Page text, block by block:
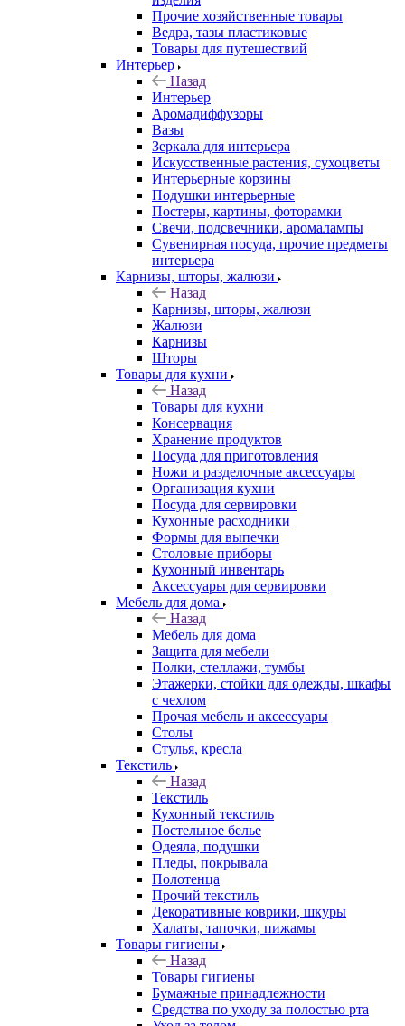
Прочие хозяйственные товары
Ведра, тазы пластиковые
Товары для путешествий
Интерьер
Назад
Интерьер
Аромадиффузоры
Вазы
Зеркала для интерьера
Искусственные растения, сухоцветы
Интерьерные корзины
Подушки интерьерные
Постеры, картины, фоторамки
Свечи, подсвечники, аромалампы
Сувенирная посуда, прочие предметы
интерьера
Карнизы, шторы, жалюзи
Назад
Карнизы, шторы, жалюзи
Жалюзи
Карнизы
Шторы
Товары для кухни
Назад
Товары для кухни
Консервация
Хранение продуктов
Посуда для приготовления
Ножи и разделочные аксессуары
Организация кухни
Посуда для сервировки
Кухонные расходники
Формы для выпечки
Столовые приборы
Кухонный инвентарь
Аксессуары для сервировки
Мебель для дома
Назад
Мебель для дома
Защита для мебели
Полки, стеллажи, тумбы
Этажерки, стойки для одежды, шкафы
с чехлом
Прочая мебель и аксессуары
Столы
Стулья, кресла
Текстиль
Назад
Текстиль
Кухонный текстиль
Постельное белье
Одеяла, подушки
Пледы, покрывала
Полотенца
Прочий текстиль
Декоративные коврики, шкуры
Халаты, тапочки, пижамы
Товары гигиены
Назад
Товары гигиены
Бумажные принадлежности
Средства по уходу за полостью рта